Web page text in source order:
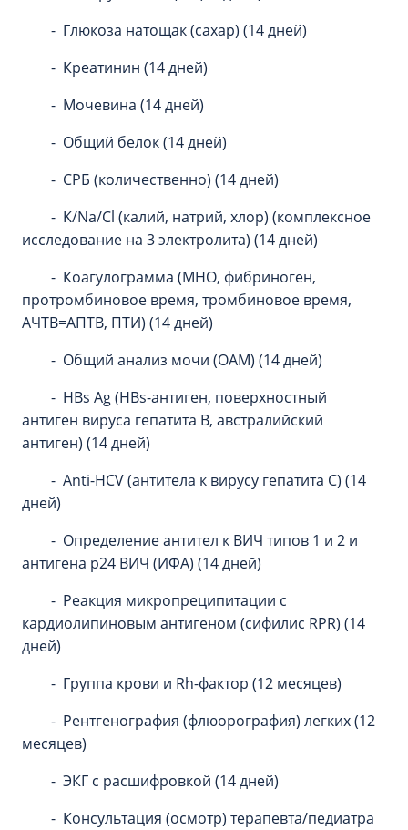
- Глюкоза натощак (сахар) (14 дней)
- Креатинин (14 дней)
- Мочевина (14 дней)
- Общий белок (14 дней)
- СРБ (количественно) (14 дней)
- K/Na/Cl (калий, натрий, хлор) (комплексное
исследование на 3 электролита) (14 дней)
- Коагулограмма (МНО, фибриноген,
протромбиновое время, тромбиновое время,
АЧТВ=АПТВ, ПТИ) (14 дней)
- Общий анализ мочи (ОАМ) (14 дней)
- HBs Ag (HBs-антиген, поверхностный
антиген вируса гепатита В, австралийский
антиген) (14 дней)
- Anti-HCV (антитела к вирусу гепатита С) (14
дней)
- Определение антител к ВИЧ типов 1 и 2 и
антигена p24 ВИЧ (ИФА) (14 дней)
- Реакция микропреципитации с
кардиолипиновым антигеном (сифилис RPR) (14
дней)
- Группа крови и Rh-фактор (12 месяцев)
- Рентгенография (флюорография) легких (12
месяцев)
- ЭКГ с расшифровкой (14 дней)
- Консультация (осмотр) терапевта/педиатра